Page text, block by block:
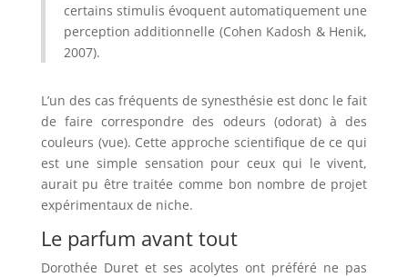
certains stimulis évoquent automatiquement une
perception additionnelle (Cohen Kadosh & Henik,
2007).
L’un des cas fréquents de synesthésie est donc le fait
de faire correspondre des odeurs (odorat) à des
couleurs (vue). Cette approche scientifique de ce qui
est une simple sensation pour ceux qui le vivent,
aurait pu être traitée comme bon nombre de projet
expérimentaux de niche.
Le parfum avant tout
Dorothée Duret et ses acolytes ont préféré ne pas